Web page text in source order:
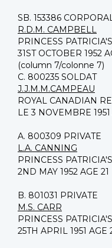
SB. 153386
R.D.M. CAMPBELL
PRINCESS
31ST OCTOBER 1952
(column 7/colonne 7)
C. 800235 SOLDAT
J.J.M.M.CAMPEAU
ROYAL CANADIAN
LE 3 NOVEMBRE 1951
A. 800309 PRIVATE
L.A. CANNING
PRINCESS
2ND MAY 1952 AGE 21
B. 801031 PRIVATE
M.S. CARR
PRINCESS
25TH APRIL 1951 AGE